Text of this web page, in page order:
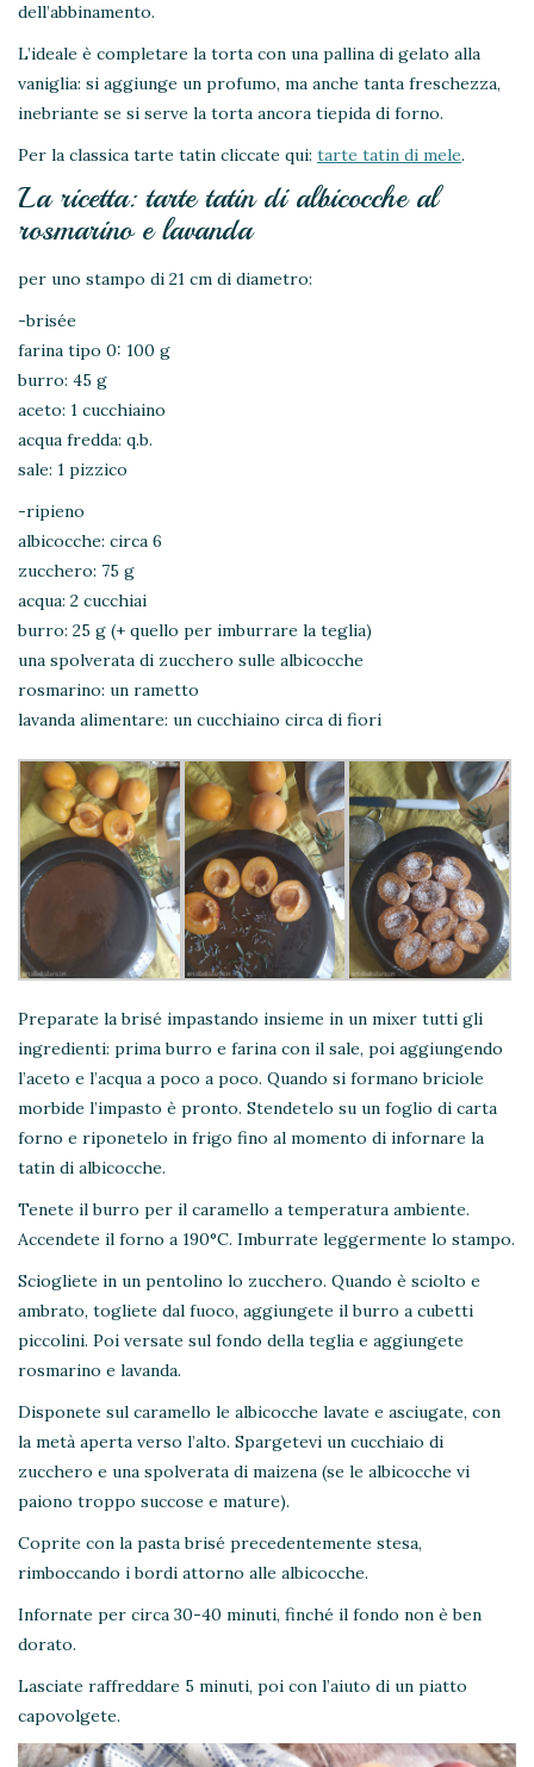
dell’abbinamento.
L’ideale è completare la torta con una pallina di gelato alla
vaniglia: si aggiunge un profumo, ma anche tanta freschezza,
inebriante se si serve la torta ancora tiepida di forno.
Per la classica tarte tatin cliccate qui: tarte tatin di mele.
La ricetta: tarte tatin di albicocche al
rosmarino e lavanda
per uno stampo di 21 cm di diametro:
-brisée
farina tipo 0: 100 g
burro: 45 g
aceto: 1 cucchiaino
acqua fredda: q.b.
sale: 1 pizzico
-ripieno
albicocche: circa 6
zucchero: 75 g
acqua: 2 cucchiai
burro: 25 g (+ quello per imburrare la teglia)
una spolverata di zucchero sulle albicocche
rosmarino: un rametto
lavanda alimentare: un cucchiaino circa di fiori
Preparate la brisé impastando insieme in un mixer tutti gli
ingredienti: prima burro e farina con il sale, poi aggiungendo
l’aceto e l’acqua a poco a poco. Quando si formano briciole
morbide l’impasto è pronto. Stendetelo su un foglio di carta
forno e riponetelo in frigo fino al momento di infornare la
tatin di albicocche.
Tenete il burro per il caramello a temperatura ambiente.
Accendete il forno a 190°C. Imburrate leggermente lo stampo.
Sciogliete in un pentolino lo zucchero. Quando è sciolto e
ambrato, togliete dal fuoco, aggiungete il burro a cubetti
piccolini. Poi versate sul fondo della teglia e aggiungete
rosmarino e lavanda.
Disponete sul caramello le albicocche lavate e asciugate, con
la metà aperta verso l’alto. Spargetevi un cucchiaio di
zucchero e una spolverata di maizena (se le albicocche vi
paiono troppo succose e mature).
Coprite con la pasta brisé precedentemente stesa,
rimboccando i bordi attorno alle albicocche.
Infornate per circa 30-40 minuti, finché il fondo non è ben
dorato.
Lasciate raffreddare 5 minuti, poi con l’aiuto di un piatto
capovolgete.